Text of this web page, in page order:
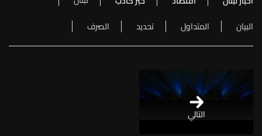
البيان
المتداول تحديد الصرف
التالي